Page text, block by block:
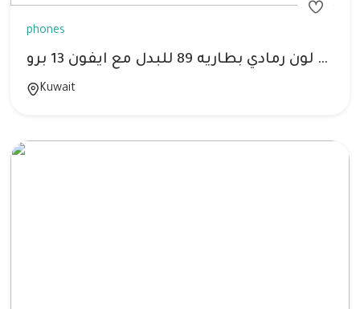
phones
ايفون 12 برو لون رمادي بطاريه 89 للبدل مع ايفون 13 برو
Kuwait